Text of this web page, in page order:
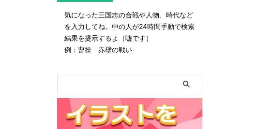
気になった三国志の合戦や人物、時代など
を入力してね。中の人が24時間手動で検索
結果を提示するよ（嘘です）
例：曹操 赤壁の戦い